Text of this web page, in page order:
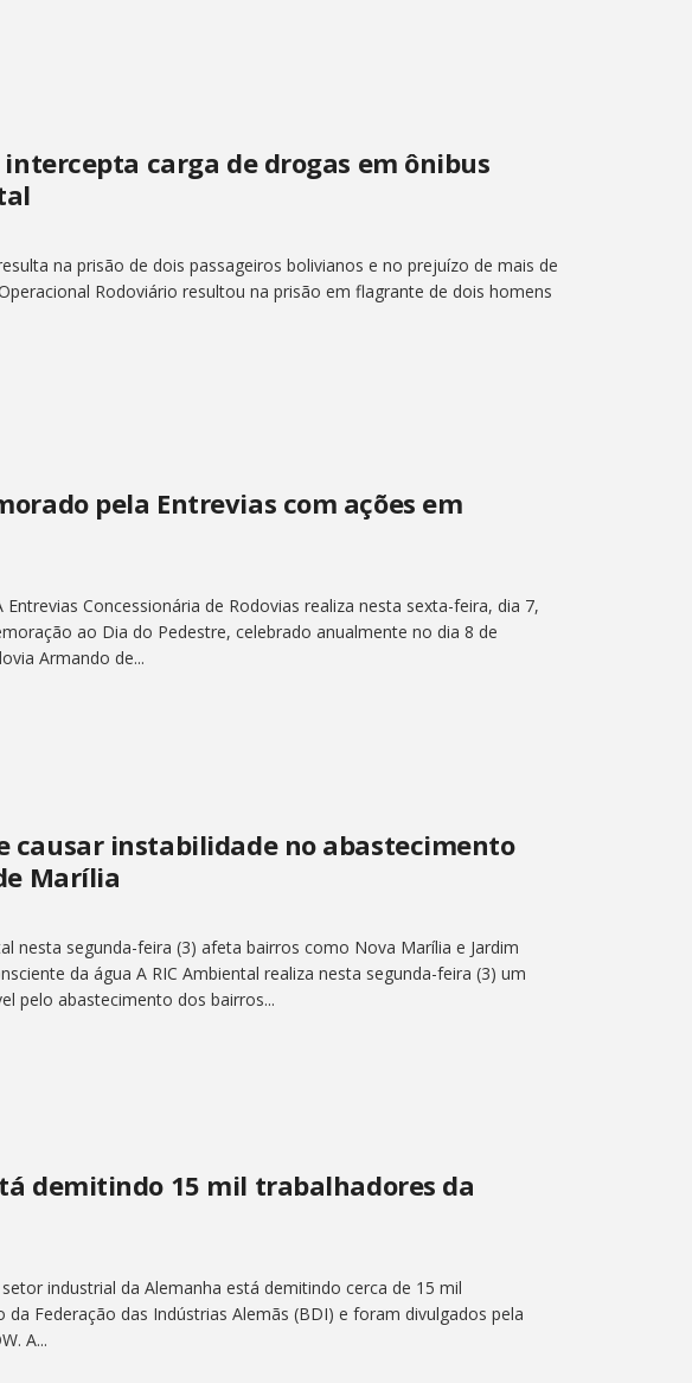
carga de drogas em ônibus
na prisão de dois passageiros bolivianos e no prejuízo de mais de
Rodoviário resultou na prisão em flagrante de dois homens
pela Entrevias com ações em
Concessionária de Rodovias realiza nesta sexta-feira, dia 7,
ao Dia do Pedestre, celebrado anualmente no dia 8 de
Armando de...
causar instabilidade no abastecimento
Marília
nesta segunda-feira (3) afeta bairros como Nova Marília e Jardim
da água A RIC Ambiental realiza nesta segunda-feira (3) um
pelo abastecimento dos bairros...
demitindo 15 mil trabalhadores da
industrial da Alemanha está demitindo cerca de 15 mil
Federação das Indústrias Alemãs (BDI) e foram divulgados pela
A...